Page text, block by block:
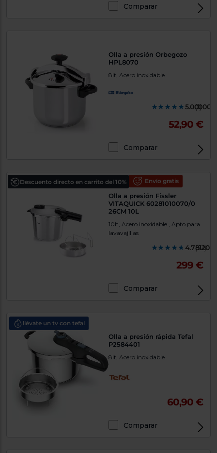
Comparar
Olla a presión Orbegozo
HPL8070
8lt, Acero inoxidable
(1)
52,90 €
Comparar
Descuento directo en carrito del 10% Envío gratis
Olla a presión Fissler
VITAQUICK 60281010070/0
26CM 10L
10lt, Acero inoxidable , Apto para
lavavajillas
(32)
299 €
Comparar
llévate un tv con tefal
Olla a presión rápida Tefal
P2584401
8lt, Acero inoxidable
60,90 €
Comparar